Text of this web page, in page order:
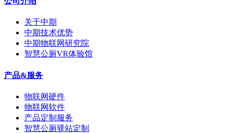
关于中期
中期技术优势
中期物联网研究院
智慧公厕VR体验馆
产品&服务
物联网硬件
物联网软件
产品定制服务
智慧公厕驿站定制